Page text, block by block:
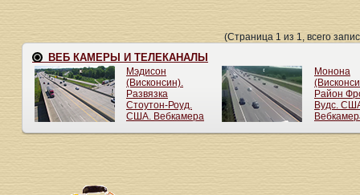
(Страница 1 из 1, всего